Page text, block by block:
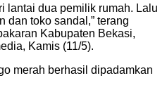
lantai dua pemilik rumah. Lalu
dan toko sandal,” terang
Kabupaten Bekasi,
Kamis (11/5).
merah berhasil dipadamkan